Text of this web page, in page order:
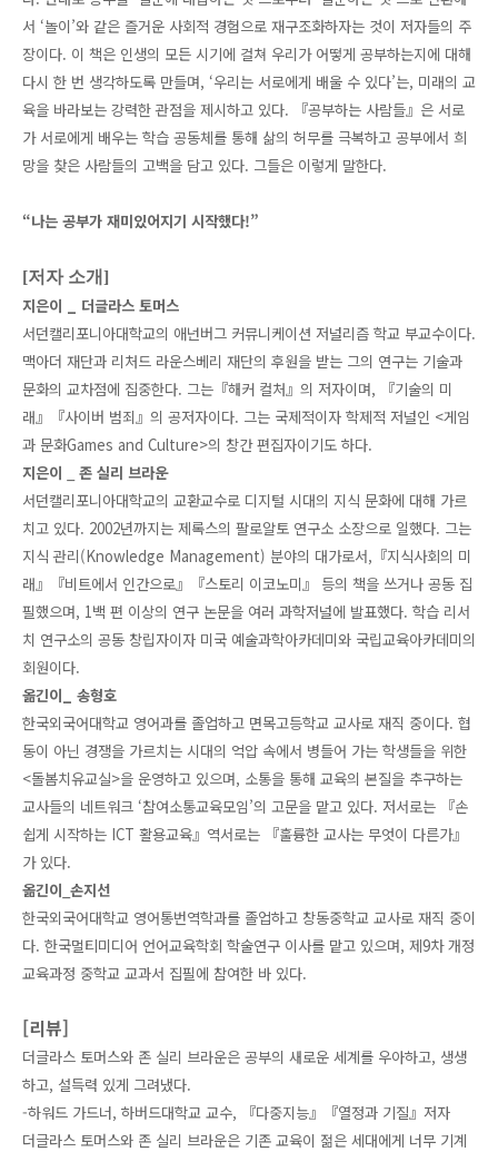
서 ‘놀이’와 같은 즐거운 사회적 경험으로 재구조화하자는 것이 저자들의 주
장이다. 이 책은 인생의 모든 시기에 걸쳐 우리가 어떻게 공부하는지에 대해
다시 한 번 생각하도록 만들며, ‘우리는 서로에게 배울 수 있다’는, 미래의 교
육을 바라보는 강력한 관점을 제시하고 있다. 『공부하는 사람들』은 서로
가 서로에게 배우는 학습 공동체를 통해 삶의 허무를 극복하고 공부에서 희
망을 찾은 사람들의 고백을 담고 있다. 그들은 이렇게 말한다.
“나는 공부가 재미있어지기 시작했다!”
[저자 소개]
지은이 _
더글라스 토머스
서던캘리포니아대학교의 애넌버그 커뮤니케이션 저널리즘 학교 부교수이다.
맥아더 재단과 리처드 라운스베리 재단의 후원을 받는 그의 연구는 기술과
문화의 교차점에 집중한다. 그는『해커 컬처』의 저자이며, 『기술의 미
래』『사이버 범죄』의 공저자이다. 그는 국제적이자 학제적 저널인 <게임
과 문화Games and Culture>의 창간 편집자이기도 하다.
지은이
존 실리 브라운
서던캘리포니아대학교의 교환교수로 디지털 시대의 지식 문화에 대해 가르
치고 있다. 2002년까지는 제록스의 팔로알토 연구소 소장으로 일했다. 그는
지식 관리(Knowledge Management) 분야의 대가로서,『지식사회의 미
래』『비트에서 인간으로』『스토리 이코노미』 등의 책을 쓰거나 공동 집
필했으며, 1백 편 이상의 연구 논문을 여러 과학저널에 발표했다. 학습 리서
치 연구소의 공동 창립자이자 미국 예술과학아카데미와 국립교육아카데미의
회원이다.
옮긴이_
송형호
한국외국어대학교 영어과를 졸업하고 면목고등학교 교사로 재직 중이다. 협
동이 아닌 경쟁을 가르치는 시대의 억압 속에서 병들어 가는 학생들을 위한
<돌봄치유교실>을 운영하고 있으며, 소통을 통해 교육의 본질을 추구하는
교사들의 네트워크 ‘참여소통교육모임’의 고문을 맡고 있다. 저서로는 『손
쉽게 시작하는 ICT 활용교육』역서로는 『훌륭한 교사는 무엇이 다른가』
가 있다.
옮긴이 손지선
한국외국어대학교 영어통번역학과를 졸업하고 창동중학교 교사로 재직 중이
다. 한국멀티미디어 언어교육학회 학술연구 이사를 맡고 있으며, 제9차 개정
교육과정 중학교 교과서 집필에 참여한 바 있다.
[리뷰]
더글라스 토머스와 존 실리 브라운은 공부의 새로운 세계를 우아하고, 생생
하고, 설득력 있게 그려냈다.
-하워드 가드너, 하버드대학교 교수, 『다중지능』『열정과 기질』저자
더글라스 토머스와 존 실리 브라운은 기존 교육이 젊은 세대에게 너무 기계